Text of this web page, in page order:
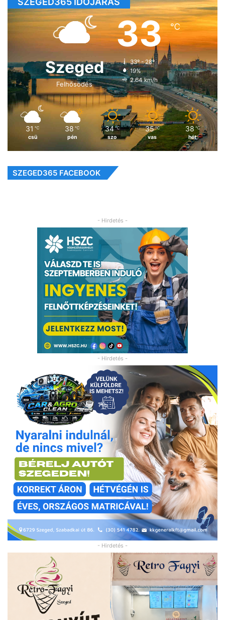
Szeged
Felhősödés
33℃
33º - 28º
19%
2.64 km/h
31 ℃
csü
38 ℃
pén
34 ℃
szo
35 ℃
vas
38 ℃
hét
SZEGED365 FACEBOOK
- Hirdetés -
- Hirdetés -
- Hirdetés -